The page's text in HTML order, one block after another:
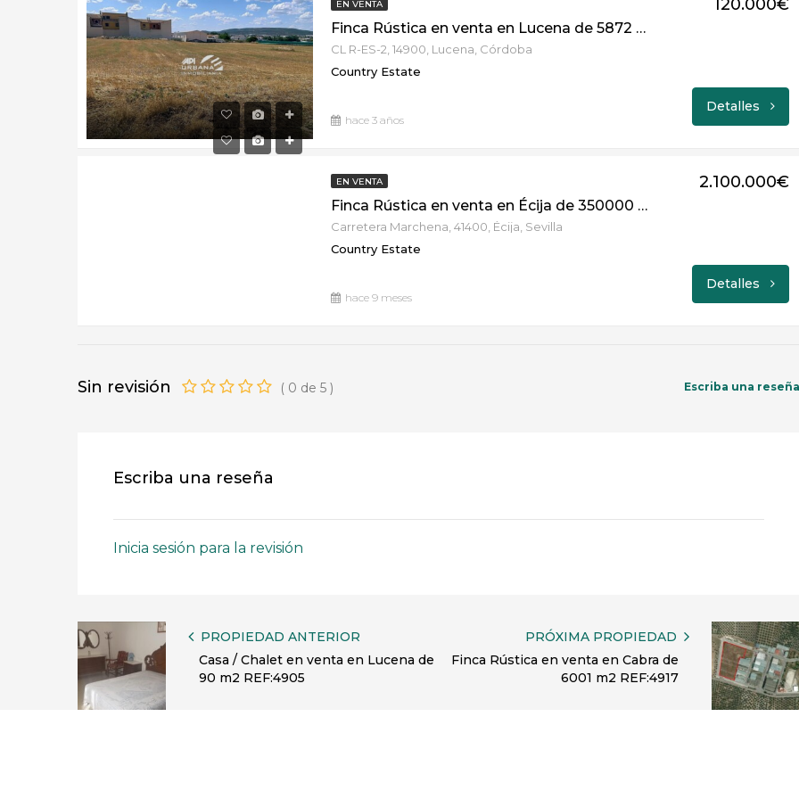
EN VENTA
Finca Rústica en venta en Lucena de 5872 m2 REF:4499
CL R-ES-2, 14900, Lucena, Córdoba
Country Estate
hace 3 años
120.000€
Detalles
EN VENTA
Finca Rústica en venta en Écija de 350000 m2 REF:5328
Carretera Marchena, 41400, Écija, Sevilla
Country Estate
hace 9 meses
2.100.000€
Detalles
Sin revisión ( 0 de 5 ) Escriba una reseña
Escriba una reseña
Inicia sesión para la revisión
PROPIEDAD ANTERIOR
Casa / Chalet en venta en Lucena de
90 m2 REF:4905
PRÓXIMA PROPIEDAD
Finca Rústica en venta en Cabra de
6001 m2 REF:4917